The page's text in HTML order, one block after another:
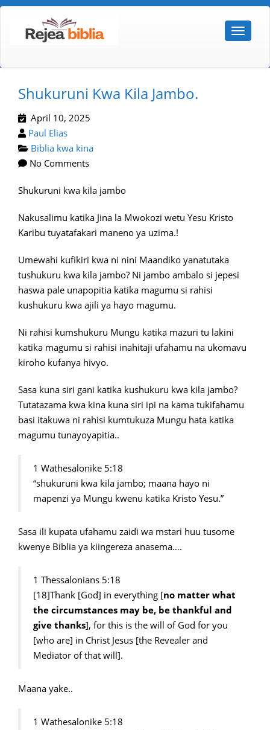
Shukuruni Kwa Kila Jambo.
April 10, 2025
Paul Elias
Biblia kwa kina
No Comments
Shukuruni kwa kila jambo
Nakusalimu katika Jina la Mwokozi wetu Yesu Kristo
Karibu tuyatafakari maneno ya uzima.!
Umewahi kufikiri kwa ni nini Maandiko yanatutaka
tushukuru kwa kila jambo? Ni jambo ambalo si jepesi
haswa pale unapopitia katika magumu si rahisi
kushukuru kwa ajili ya hayo magumu.
Ni rahisi kumshukuru Mungu katika mazuri tu lakini
katika magumu si rahisi inahitaji ufahamu na ukomavu
kiroho kufanya hivyo.
Sasa kuna siri gani katika kushukuru kwa kila jambo?
Tutatazama kwa kina kuna siri ipi na kama tukifahamu
basi itakuwa ni rahisi kumtukuza Mungu hata katika
magumu tunayoyapitia..
1 Wathesalonike 5:18
“shukuruni kwa kila jambo; maana hayo ni
mapenzi ya Mungu kwenu katika Kristo Yesu.”
Sasa ili kupata ufahamu zaidi wa mstari huu tusome
kwenye Biblia ya kiingereza anasema….
1 Thessalonians 5:18
[18]Thank [God] in everything [no matter what
the circumstances may be, be thankful and
give thanks], for this is the will of God for you
[who are] in Christ Jesus [the Revealer and
Mediator of that will].
Maana yake..
1 Wathesalonike 5:18